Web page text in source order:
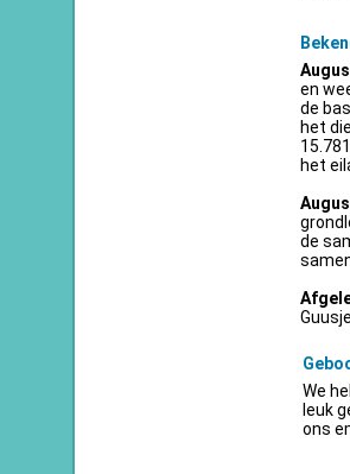
en
de
het
het
de
We
leuk
ons